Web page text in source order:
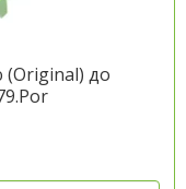
(Original) до